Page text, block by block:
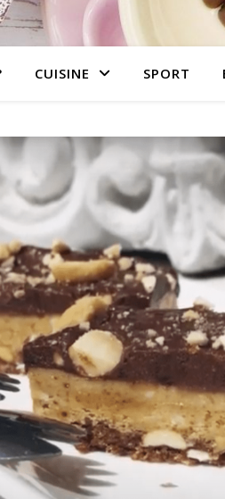
CUISINE SPORT